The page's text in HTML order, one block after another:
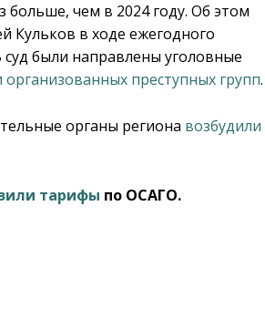
больше, чем в 2024 году. Об этом
Кульков в ходе ежегодного
были направлены уголовные
организованных преступных групп.
органы региона возбудили
тарифы по ОСАГО.